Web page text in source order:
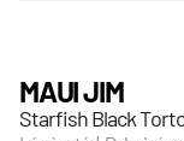
MAUI JIM
Starfish Black